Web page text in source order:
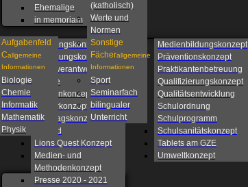
Ehemalige
in memoriam
Beratungskonzept
Betreuungskonzept
Eigenverantwortliche
Schule
Fahrtenkonzept
Förderkonzept
Ganztagskonzept
Leitbild
Lions Quest Konzept
Medien- und
Methodenkonzept
Medienbildungskonzept
Präventionskonzept
Praktikantenbetreuung
Qualifizierungskonzept
Qualitätsentwicklung
Schulordnung
Schulprogramm
Schulsanitätskonzept
Tablets am GZE
Umweltkonzept
Presse 2020 - 2021
(katholisch)
Werte und
Normen
Aufgabenfeld
Callgemeine
Informationen
Biologie
Chemie
Informatik
Mathematik
Physik
Sonstige
Fächerallgemeine
Informationen
Sport
Seminarfach
bilingualer
Unterricht